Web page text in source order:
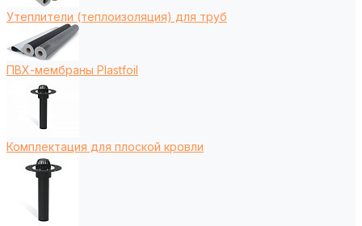
Утеплители (теплоизоляция) для труб
ПВХ-мембраны Plastfoil
Комплектация для плоской кровли